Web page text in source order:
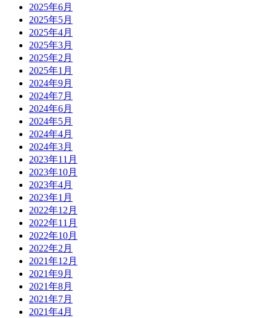
2025年6月
2025年5月
2025年4月
2025年3月
2025年2月
2025年1月
2024年9月
2024年7月
2024年6月
2024年5月
2024年4月
2024年3月
2023年11月
2023年10月
2023年4月
2023年1月
2022年12月
2022年11月
2022年10月
2022年2月
2021年12月
2021年9月
2021年8月
2021年7月
2021年4月